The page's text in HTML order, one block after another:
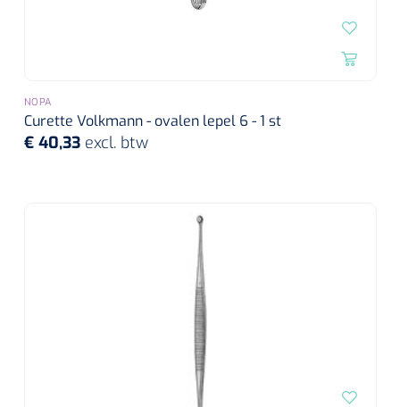
NOPA
Curette Volkmann - ovalen lepel 6 - 1 st
€ 40,33 excl. btw